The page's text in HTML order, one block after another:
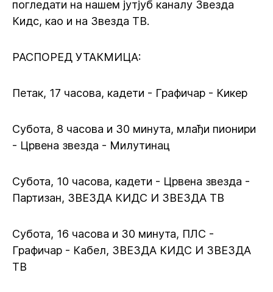
погледати на нашем јутјуб каналу Звезда
Кидс, као и на Звезда ТВ.
РАСПОРЕД УТАКМИЦА:
Петак, 17 часова, кадети - Графичар - Кикер
Субота, 8 часова и 30 минута, млађи пионири
- Црвена звезда - Милутинац
Субота, 10 часова, кадети - Црвена звезда -
Партизан, ЗВЕЗДА КИДС И ЗВЕЗДА ТВ
Субота, 16 часова и 30 минута, ПЛС -
Графичар - Кабел, ЗВЕЗДА КИДС И ЗВЕЗДА
ТВ